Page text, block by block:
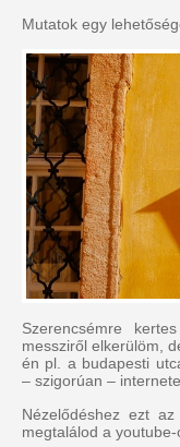
Mutatok egy
Szerencsémre
messziről elkerülöm,
én pl. a budapesti
– szigorúan –
Nézelődéshez ezt
megtalálod a youtube-